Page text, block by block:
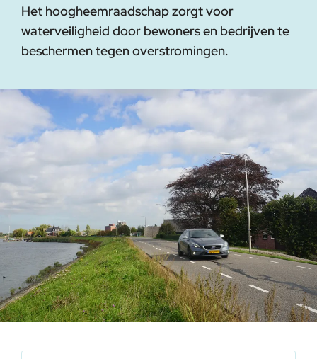
Het hoogheemraadschap zorgt voor
waterveiligheid door bewoners en bedrijven te
beschermen tegen overstromingen.